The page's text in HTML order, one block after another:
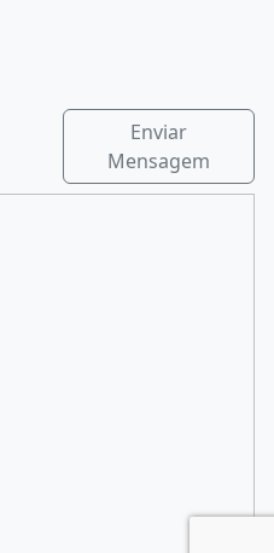
Enviar
Mensagem